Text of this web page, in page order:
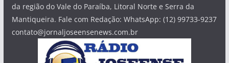
da região do Vale do Paraíba, Litoral Norte e Serra da
Mantiqueira. Fale com Redação: WhatsApp: (12) 99733-9237
contato@jornaljoseensenews.com.br